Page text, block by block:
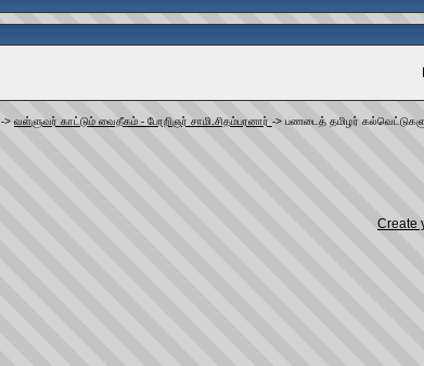
-> வள்ளுவர் காட்டும் வைதீகம் - பேரறிஞர் சாமி.சிதம்பரனார் -> பணடைத் தமிழர்
Create